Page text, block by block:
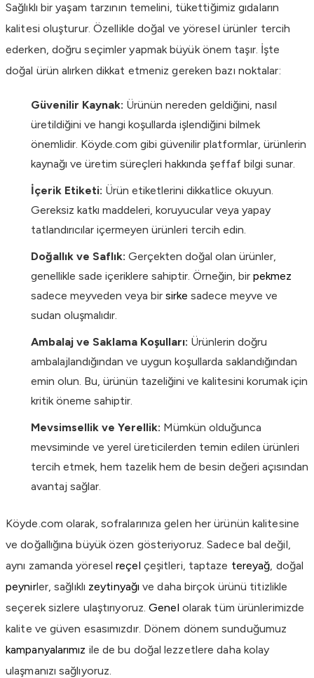
Sağlıklı bir yaşam tarzının temelini, tükettiğimiz gıdaların
kalitesi oluşturur. Özellikle doğal ve yöresel ürünler tercih
ederken, doğru seçimler yapmak büyük önem taşır. İşte
doğal ürün alırken dikkat etmeniz gereken bazı noktalar:
Güvenilir Kaynak: Ürünün nereden geldiğini, nasıl
üretildiğini ve hangi koşullarda işlendiğini bilmek
önemlidir. Köyde.com gibi güvenilir platformlar, ürünlerin
kaynağı ve üretim süreçleri hakkında şeffaf bilgi sunar.
İçerik Etiketi: Ürün etiketlerini dikkatlice okuyun.
Gereksiz katkı maddeleri, koruyucular veya yapay
tatlandırıcılar içermeyen ürünleri tercih edin.
Doğallık ve Saflık: Gerçekten doğal olan ürünler,
genellikle sade içeriklere sahiptir. Örneğin, bir pekmez
sadece meyveden veya bir sirke sadece meyve ve
sudan oluşmalıdır.
Ambalaj ve Saklama Koşulları: Ürünlerin doğru
ambalajlandığından ve uygun koşullarda saklandığından
emin olun. Bu, ürünün tazeliğini ve kalitesini korumak için
kritik öneme sahiptir.
Mevsimsellik ve Yerellik: Mümkün olduğunca
mevsiminde ve yerel üreticilerden temin edilen ürünleri
tercih etmek, hem tazelik hem de besin değeri açısından
avantaj sağlar.
Köyde.com olarak, sofralarınıza gelen her ürünün kalitesine
ve doğallığına büyük özen gösteriyoruz. Sadece bal değil,
aynı zamanda yöreselreçel çeşitleri, taptaze tereyağ, doğal
peynirler, sağlıklı zeytinyağı ve daha birçok ürünü titizlikle
seçerek sizlere ulaştırıyoruz.Genel olarak tüm ürünlerimizde
kalite ve güven esasımızdır. Dönem dönem sunduğumuz
kampanyalarımız ile de bu doğal lezzetlere daha kolay
ulaşmanızı sağlıyoruz.